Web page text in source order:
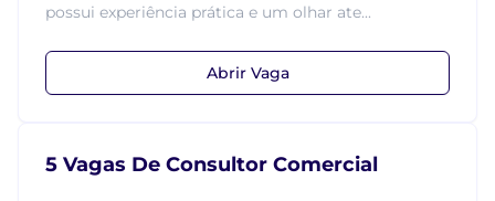
possui experiência prática e um olhar ate...
Abrir Vaga
5 Vagas De Consultor Comercial